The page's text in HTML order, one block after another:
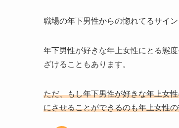
職場の年下男性からの惚れてるサイ
年下男性が好きな年上女性にとる態
ざけることもあります。
ただ、もし年下男性が好きな年上女
にさせることができるのも年上女性